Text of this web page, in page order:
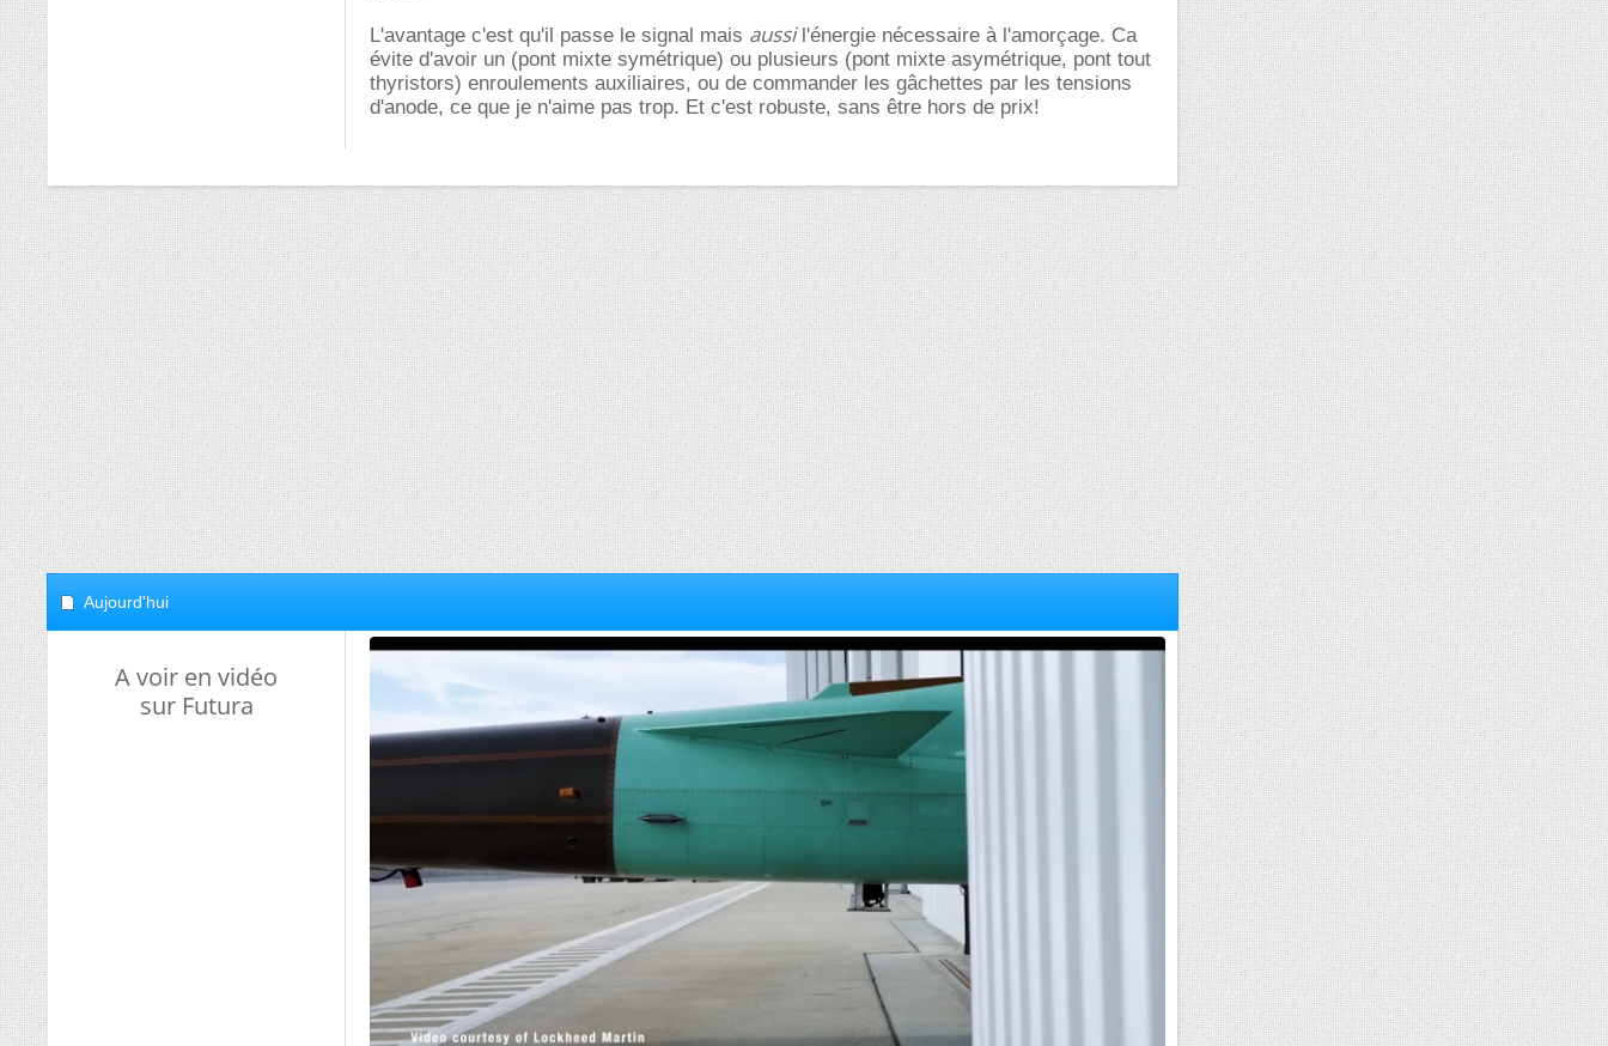
L'avantage c'est qu'il passe le signal mais aussil'énergie nécessaire à l'amorçage. Ca
évite d'avoir un (pont mixte symétrique) ou plusieurs (pont mixte asymétrique, pont tout
thyristors) enroulements auxiliaires, ou de commander les gâchettes par les tensions
d'anode, ce que je n'aime pas trop. Et c'est robuste, sans être hors de prix!
Aujourd'hui
A voir en vidéo
sur Futura